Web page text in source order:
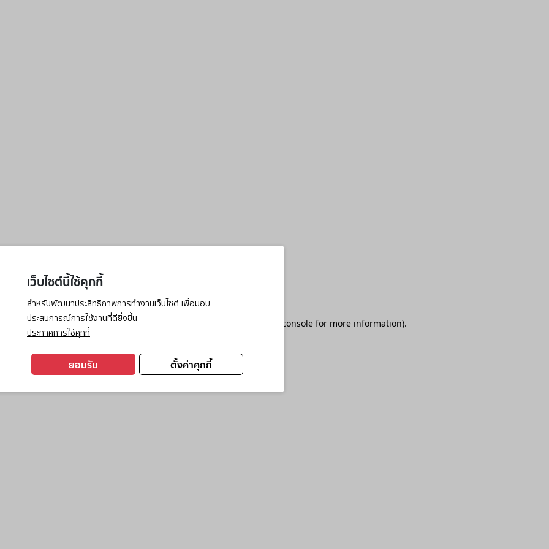
เว็บไซต์นี้ใช้คุกกี้
สำหรับพัฒนาประสิทธิภาพการทำงานเว็บไซต์ เพื่อมอบ
ประสบการณ์การใช้งานที่ดียิ่งขึ้น
ประกาศการใช้คุกกี้
ตั้งค่าคุกกี้
ยอมรับ
has occurred while loading browser console for more information).